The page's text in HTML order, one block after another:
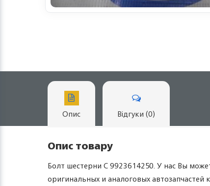
Опис Відгуки (0)
Опис товару
Болт шестерни С 9923614250. У нас Вы
оригинальных и аналоговых автозапчастей